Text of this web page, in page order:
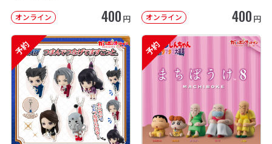
オンライン 400 円 オンライン 400 円
予約 予約